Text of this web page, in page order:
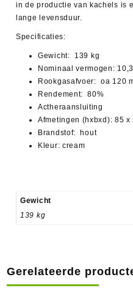
in de productie van kachels is
lange levensduur.
Specificaties:
Gewicht: 139 kg
Nominaal vermogen:
Rookgasafvoer: oa 120
Rendement: 80%
Actheraansluiting
Afmetingen (hxbxd): 85 x
Brandstof: hout
Kleur: cream
Gewicht
139 kg
Gerelateerde